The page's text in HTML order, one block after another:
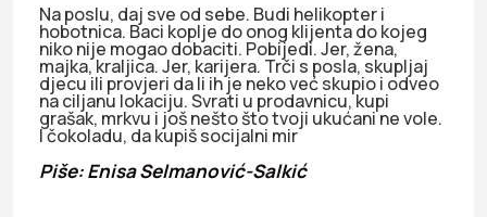
Na poslu, daj sve od sebe. Budi helikopter i
hobotnica. Baci koplje do onog klijenta do kojeg
niko nije mogao dobaciti. Pobijedi. Jer, žena,
majka, kraljica. Jer, karijera. Trči s posla, skupljaj
djecu ili provjeri da li ih je neko već skupio i odveo
na ciljanu lokaciju. Svrati u prodavnicu, kupi
grašak, mrkvu i još nešto što tvoji ukućani ne vole.
I čokoladu, da kupiš socijalni mir
Piše: Enisa Selmanović-Salkić